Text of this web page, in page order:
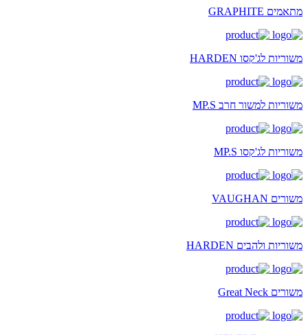
מתאמים GRAPHITE
משוריות לג'קסו HARDEN
משוריות למשור חרב MP.S
משוריות לג'קסו MP.S
משורים VAUGHAN
משוריות ולהבים HARDEN
משורים Great Neck